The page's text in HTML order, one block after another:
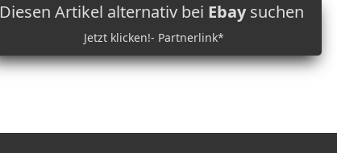
Diesen Artikel alternativ bei Ebaysuchen
Jetzt klicken!- Partnerlink*